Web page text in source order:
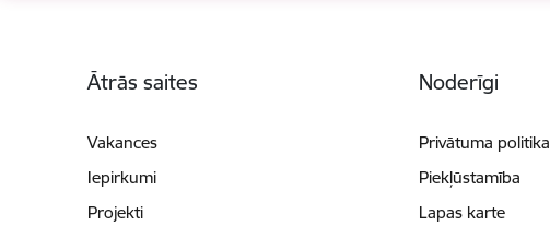
Ātrās saites
Vakances
Iepirkumi
Projekti
Noderīgi
Privātuma politika
Piekļūstamība
Lapas karte